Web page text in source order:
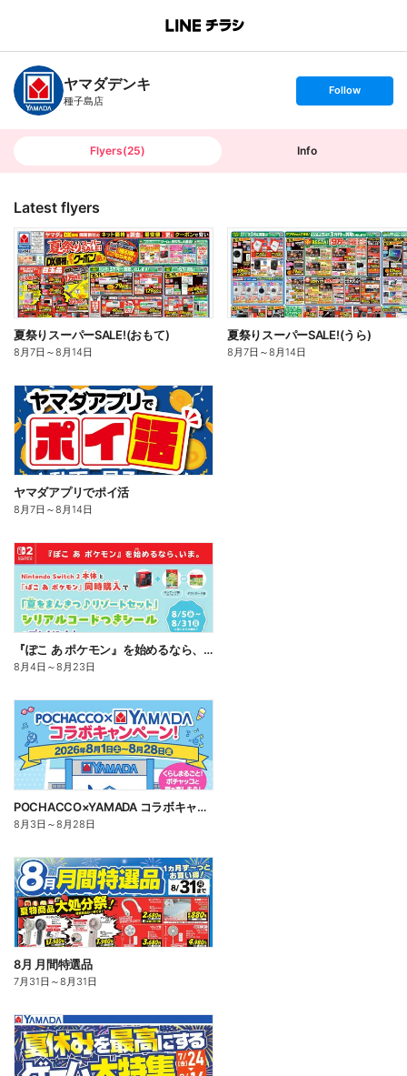
B
n
c
h
T
ヤマダデンキ
種子島店
s
t
o
Follow
Flyers(25) Info
Latest flyers
夏祭りスーパーSALE!(おもて)
8月7日 ～8月14日
夏祭りスーパーSALE!(うら)
8月7日 ～8月14日
ヤマダアプリでポイ活
8月7日 ～8月14日
『ぽこ あ ポケモン』を始めるなら、いま。
8月4日 ～8月23日
POCHACCO×YAMADA コラボキャンペーン!
8月3日 ～8月28日
8月 月間特選品
7月31日 ～8月31日